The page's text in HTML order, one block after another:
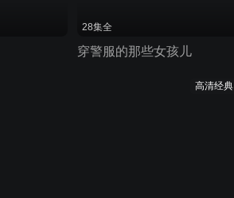
28集全
穿警服的那些女孩儿
高清经典